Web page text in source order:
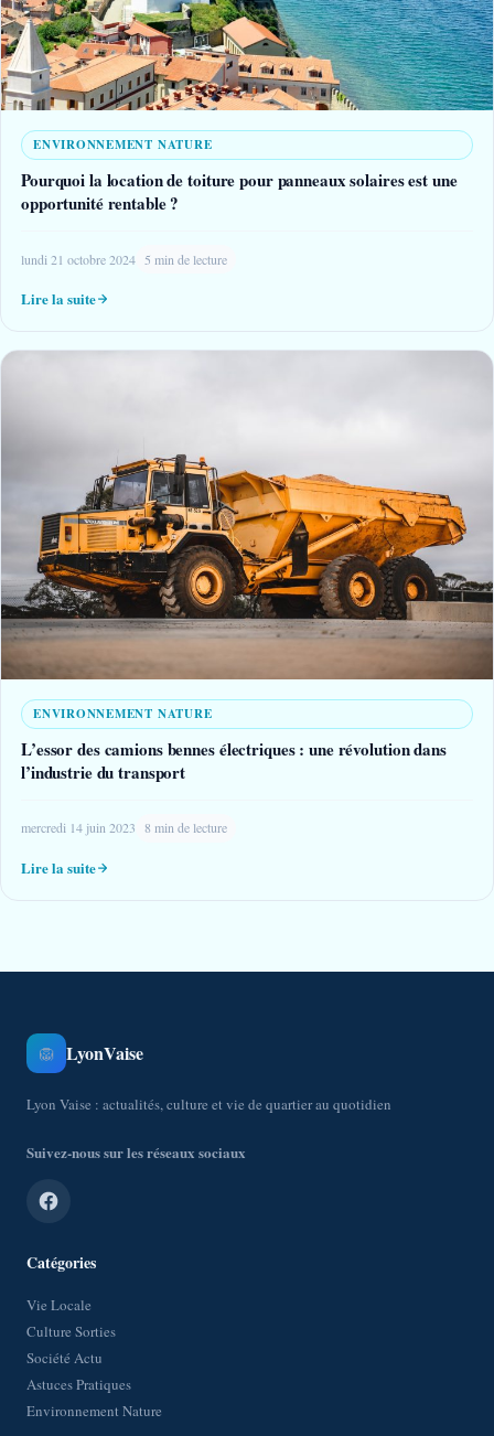
ENVIRONNEMENT NATURE
Pourquoi la location de toiture pour panneaux solaires est une
opportunité rentable ?
lundi 21 octobre 2024 5 min de lecture
Lire la suite
ENVIRONNEMENT NATURE
L’essor des camions bennes électriques : une révolution dans
l’industrie du transport
mercredi 14 juin 2023 8 min de lecture
Lire la suite
🦁 LyonVaise
Lyon Vaise : actualités, culture et vie de quartier au quotidien
Suivez-nous sur les réseaux sociaux
Catégories
Vie Locale
Culture Sorties
Société Actu
Astuces Pratiques
Environnement Nature